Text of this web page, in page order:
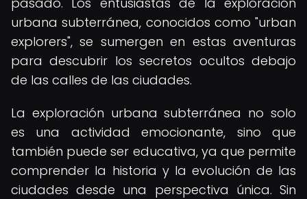
urbana subterránea, conocidos como "urban
explorers", se sumergen en estas aventuras
para descubrir los secretos ocultos debajo
de las calles de las ciudades.
La exploración urbana subterránea no solo
es una actividad emocionante, sino que
también puede ser educativa, ya que permite
comprender la historia y la evolución de las
ciudades desde una perspectiva única. Sin